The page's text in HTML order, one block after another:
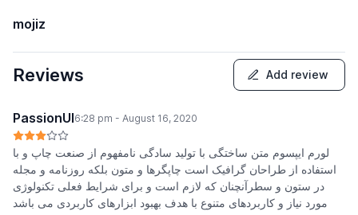
mojiz
Reviews Add review
PassionUI6:28 pm - August 16, 2020
لورم ایپسوم متن ساختگی با تولید سادگی نامفهوم از صنعت چاپ و با
استفاده از طراحان گرافیک است چاپگرها و متون بلکه روزنامه و مجله
در ستون و سطرآنچنان که لازم است و برای شرایط فعلی تکنولوژی
مورد نیاز و کاربردهای متنوع با هدف بهبود ابزارهای کاربردی می باشد